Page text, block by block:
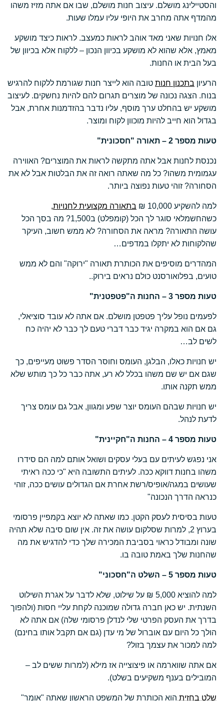
והסטיילינג מושלם. עיצוב חנות מושלם, שבו אם אתה מזיז משהו
מהמדף אתה מחרב את היופי עליו עמלו שעות.
אלו חנויות שאני מאד אוהב לראות כמעצב. לראות כיצד מושקע
מאמץ, אלא שהוא לא מושקע בכיוון הנכון – ללקוח אלא בכיוון של
בעל הבית או החנות.
הרעיון בתכנון חנות טובה הוא לייצר חנות שגורמת ללקוח להרגיש
בנוח. הצגה נכונה של מוצרים תגרום להם להיות נחשקים. לעיצוב
מושקע יש בהחלט ערך מוסף, עליו נדבר בהזדמנות אחרת, אבל
בגדול הוא חייב להיות מוכוון לקוח ומוצר.
טעות מספר 2 – תאורה "חסכונית"
נכנסת לחנות אבל אתה מתקשה לראות את המוצרים? האווירה
עגמומית משהו? כל מה שאתה רואה זה את הבלטות אבל לא את
הסחורה? זוהי טעות נפוצה ביותר.
למה להשקיע 10,000 ₪
בתאורה מקצועית לחנויות,
כשהחשמלאי סוגר לך הכל (קומפלט) ב1,500? מה בסך הכל
עושה התאורה? מראה את הסחורה? לא ממש חשוב, העיקר
שהלקוחות לא יתקלו במדפים…
המהדרים מוסיפים את הכותרת תאורה "ירוקה" והם לא ממש
טועים, בפלואורסנט כולם נראים בירוק..
טעות מספר 3 – החנות ה"פטפטנית"
לפעמים נופל עליך פטפטן מושלם. אם אתה לא עובד סוציאלי,
גם אם הוא במקרה יגיד כבר דברי טעם לך כבר לא יהיה כח
לשים לב…
יש חנויות כאלו, הבלגן, העומס וחוסר הסדר פשוט מעייפים, כך
שגם אם יש שם משהו בכלל לא רע, אתה כבר כל כך מותש שלא
ממש תקנה אותו.
יש חנויות שבהם העומס יוצר שפע ומגוון, אבל גם עומס צריך
לדעת לנהל.
טעות מספר 4 – החנות ה"חקיינית"
אני נפגש לעיתים עם בעלי עסקים ושואל אותם למה הם סידרו
משהו בחנות דווקא ככה. לעיתים התשובה היא "כי ככה ראיתי
שעושים במגה/אופיס/רשת אחרת אם הגדולים עושים ככה, זוהי
כנראה הדרך הנכונה"
טעות בסיסית לעסק הקטן. כמו שאתה לא יוצא בקמפיין פרסומי
בערוץ 2, למרות שסלקום עושה את זה. אין שום סיבה שלא תהיה
שונה ומבודל כראוי בסביבת המכירה שלך כדי להדגיש את מה
שהחנות שלך באמת טובה בו.
טעות מספר 5 – השלט ה"חסכוני"
למה להוציא 5,000 ₪ על שילוט, שלא לדבר על אגרת השילוט
השנתית. יש כאן חברה גדולה שמוכנה לקחת עליי חסות (ולהפוך
בדרך את העסק הפרטי שלי לנדלן פרסומי שלה) אם אתה לא
הולך כל היום עם אוברול של מי עדן (גם אם תקבל אותו בחינם)
למה למכור את עצמך בזול?
אם אתה שווארמה או פיצוצייה אז מילא (למרות ששים לב –
המובילים בענף משקיעים בשלט).
שלט בחזית הוא הכותרת של המשפט הראשון שאתה "אומר"